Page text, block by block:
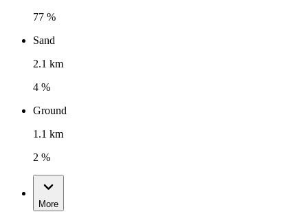
77 %
Sand
2.1 km
4 %
Ground
1.1 km
2 %
More